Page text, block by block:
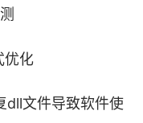
化
文件导致软件使